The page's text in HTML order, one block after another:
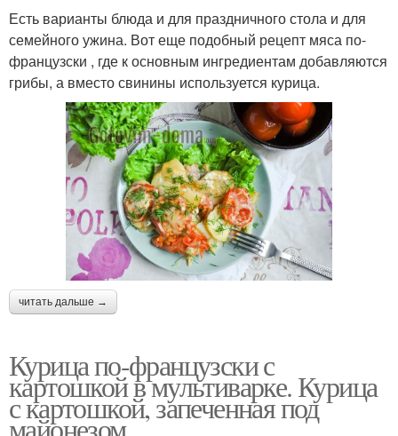
Есть варианты блюда и для праздничного стола и для
семейного ужина. Вот еще подобный рецепт мяса по-
французски , где к основным ингредиентам добавляются
грибы, а вместо свинины используется курица.
читать дальше →
Курица по-французски с
картошкой в мультиварке. Курица
с картошкой, запеченная под